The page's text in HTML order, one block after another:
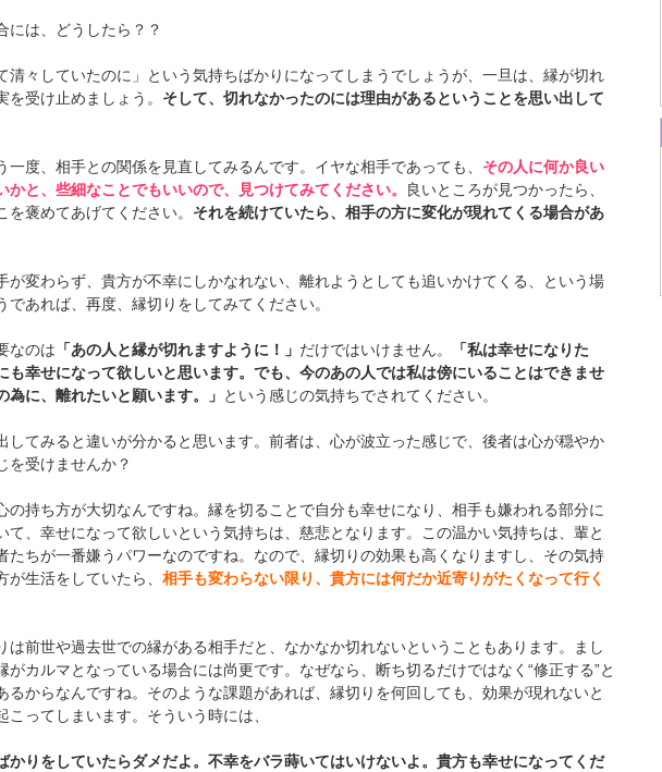
には、どうしたら？？
清々していたのに」という気持ちばかりになってしまうでしょうが、一旦は、縁が切れ
を受け止めましょう。 そして、切れなかったのには理由があるということを思い出して
一度、相手との関係を見直してみるんです。イヤな相手であっても、 その人に何か良い
かと、些細なことでもいいので、見つけてみてください。
良いところが見つかったら、
を褒めてあげてください。 それを続けていたら、相手の方に変化が現れてくる場合があ
が変わらず、貴方が不幸にしかなれない、離れようとしても追いかけてくる、という場
であれば、再度、縁切りをしてみてください。
なのは 「あの人と縁が切れますように！」 だけではいけません。
「私は幸せになりた
も幸せになって欲しいと思います。でも、今のあの人では私は傍にいることはできませ
為に、離れたいと願います。」 という感じの気持ちでされてください。
してみると違いが分かると思います。前者は、心が波立った感じで、後者は心が穏やか
を受けませんか？
の持ち方が大切なんですね。縁を切ることで自分も幸せになり、相手も嫌われる部分に
て、幸せになって欲しいという気持ちは、慈悲となります。この温かい気持ちは、輩と
たちが一番嫌うパワーなのですね。なので、縁切りの効果も高くなりますし、その気持
が生活をしていたら、相手も変わらない限り、貴方には何だか近寄りがたくなって行く
は前世や過去世での縁がある相手だと、なかなか切れないということもあります。まし
がカルマとなっている場合には尚更です。なぜなら、断ち切るだけではなく“修正する”と
るからなんですね。そのような課題があれば、縁切りを何回しても、効果が現れないと
こってしまいます。そういう時には、
かりをしていたらダメだよ。不幸をバラ蒔いてはいけないよ。貴方も幸せになってくだ